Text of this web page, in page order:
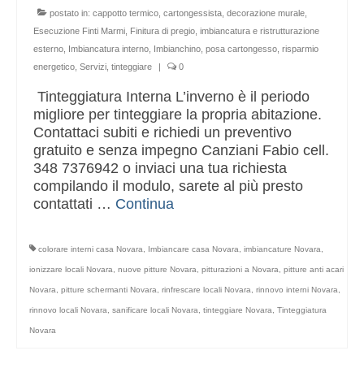
postato in: cappotto termico, cartongessista, decorazione murale,
Esecuzione Finti Marmi, Finitura di pregio, imbiancatura e ristrutturazione
esterno, Imbiancatura interno, Imbianchino, posa cartongesso, risparmio
energetico, Servizi, tinteggiare 0
Tinteggiatura Interna L’inverno è il periodo
migliore per tinteggiare la propria abitazione.
Contattaci subiti e richiedi un preventivo
gratuito e senza impegno Canziani Fabio cell.
348 7376942 o inviaci una tua richiesta
compilando il modulo, sarete al più presto
contattati … Continua
colorare interni casa Novara, Imbiancare casa Novara, imbiancature Novara,
ionizzare locali Novara, nuove pitture Novara, pitturazioni a Novara, pitture anti acari
Novara, pitture schermanti Novara, rinfrescare locali Novara, rinnovo interni Novara,
rinnovo locali Novara, sanificare locali Novara, tinteggiare Novara, Tinteggiatura
Novara